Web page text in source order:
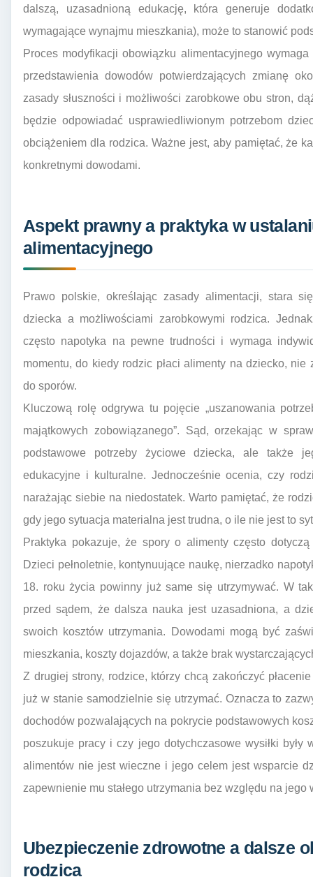
dalszą, uzasadnioną edukację, która generuje
wymagające wynajmu mieszkania), może to stanowić
Proces modyfikacji obowiązku alimentacyjnego
przedstawienia dowodów potwierdzających zmianę
zasady słuszności i możliwości zarobkowe obu stron,
będzie odpowiadać usprawiedliwionym potrzebom
obciążeniem dla rodzica. Ważne jest, aby pamiętać, że
konkretnymi dowodami.
Aspekt prawny a praktyka w
alimentacyjnego
Prawo polskie, określając zasady alimentacji, stara
dziecka a możliwościami zarobkowymi rodzica.
często napotyka na pewne trudności i wymaga
momentu, do kiedy rodzic płaci alimenty na dziecko,
do sporów.
Kluczową rolę odgrywa tu pojęcie „uszanowania
majątkowych zobowiązanego”. Sąd, orzekając w
podstawowe potrzeby życiowe dziecka, ale także
edukacyjne i kulturalne. Jednocześnie ocenia, czy
narażając siebie na niedostatek. Warto pamiętać, że
gdy jego sytuacja materialna jest trudna, o ile nie jest to
Praktyka pokazuje, że spory o alimenty często
Dzieci pełnoletnie, kontynuujące naukę, nierzadko
18. roku życia powinny już same się utrzymywać. W
przed sądem, że dalsza nauka jest uzasadniona, a
swoich kosztów utrzymania. Dowodami mogą być
mieszkania, koszty dojazdów, a także brak
Z drugiej strony, rodzice, którzy chcą zakończyć
już w stanie samodzielnie się utrzymać. Oznacza to
dochodów pozwalających na pokrycie podstawowych
poszukuje pracy i czy jego dotychczasowe wysiłki były
alimentów nie jest wieczne i jego celem jest wsparcie
zapewnienie mu stałego utrzymania bez względu na jego
Ubezpieczenie zdrowotne a dalsze
rodzica